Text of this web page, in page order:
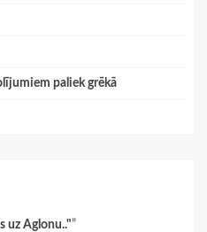
paliek grēkā
uz Aglonu.."”